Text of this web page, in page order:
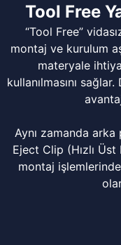
Tool Free
“Tool Free”
montaj ve kurulum
materyale
kullanılmasını
Aynı zamanda
Eject Clip (Hızlı
montaj